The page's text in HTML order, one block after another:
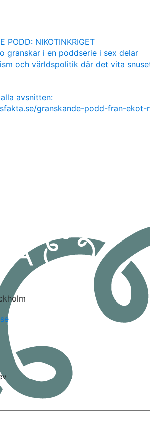
PODD: NIKOTINKRIGET
granskar i en poddserie i sex delar
och världspolitik där det vita
avsnitten:
granskande-podd-fran-ekot-